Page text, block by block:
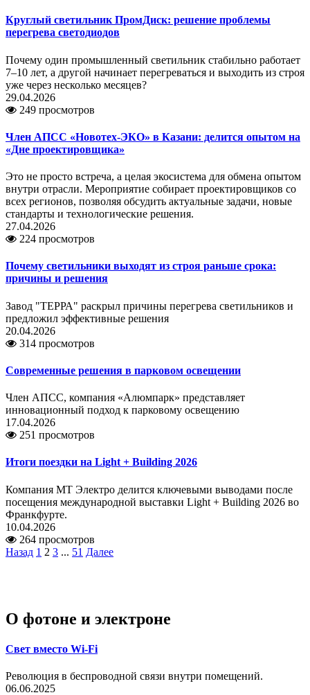
Круглый светильник ПромДиск: решение проблемы
перегрева светодиодов
Почему один промышленный светильник стабильно работает
7–10 лет, а другой начинает перегреваться и выходить из строя
уже через несколько месяцев?
29.04.2026
249 просмотров
Член АПСС «Новотех-ЭКО» в Казани: делится опытом на
«Дне проектировщика»
Это не просто встреча, а целая экосистема для обмена опытом
внутри отрасли. Мероприятие собирает проектировщиков со
всех регионов, позволяя обсудить актуальные задачи, новые
стандарты и технологические решения.
27.04.2026
224 просмотров
Почему светильники выходят из строя раньше срока:
причины и решения
Завод "ТЕРРА" раскрыл причины перегрева светильников и
предложил эффективные решения
20.04.2026
314 просмотров
Современные решения в парковом освещении
Член АПСС, компания «Алюмпарк» представляет
инновационный подход к парковому освещению
17.04.2026
251 просмотров
Итоги поездки на Light + Building 2026
Компания МТ Электро делится ключевыми выводами после
посещения международной выставки Light + Building 2026 во
Франкфурте.
10.04.2026
264 просмотров
Назад 1 2 3 ... 51 Далее
О фотоне и электроне
Свет вместо Wi-Fi
Революция в беспроводной связи внутри помещений.
06.06.2025